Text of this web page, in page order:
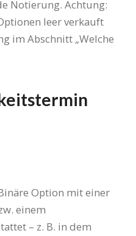
Notierung. Achtung:
leer verkauft
im Abschnitt „Welche
Option mit einer
einem
– z. B. in dem